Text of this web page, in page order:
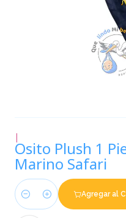
|
Osito Plush 1
Marino Safari
Cantidad
Agregar al